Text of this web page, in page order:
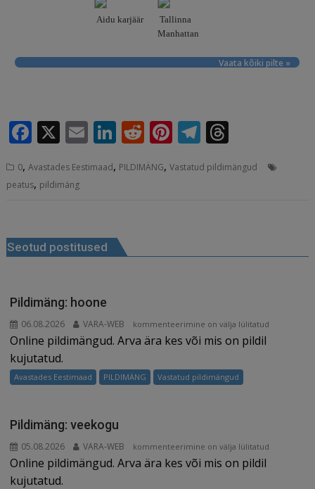
Aidu karjäär
Tallinna
Manhattan
Vaata kõiki pilte »
F
c
e
o
o
k
X E
ai
Li
k
n
R
e
d
Pi
te
T
e r
s
0,Avastades Eestimaad, PILDIMÄNG,Vastatud pildimängud
peatus, pildimäng
Seotud postitused
Pildimäng: hoone
06.08.2026 VARA-WEB
Pildimäng:
hoone
kommenteerimine on välja lülitatud
Online pildimängud. Arva ära kes või mis on pildil
kujutatud.
Avastades Eestimaad PILDIMÄNG Vastatud pildimängud
Pildimäng: veekogu
05.08.2026 VARA-WEB
Pildimäng:
veekogu
kommenteerimine on välja lülitatud
Online pildimängud. Arva ära kes või mis on pildil
kujutatud.